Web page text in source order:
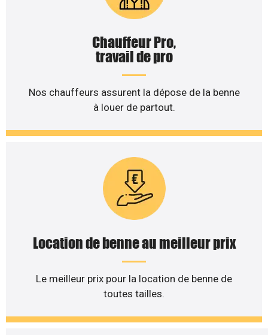
Chauffeur Pro,
travail de pro
Nos chauffeurs assurent la dépose de la benne
à louer de partout.
Location de benne au meilleur prix
Le meilleur prix pour la location de benne de
toutes tailles.